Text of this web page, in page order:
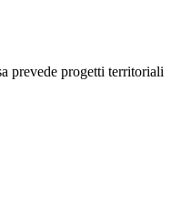
prevede progetti territoriali